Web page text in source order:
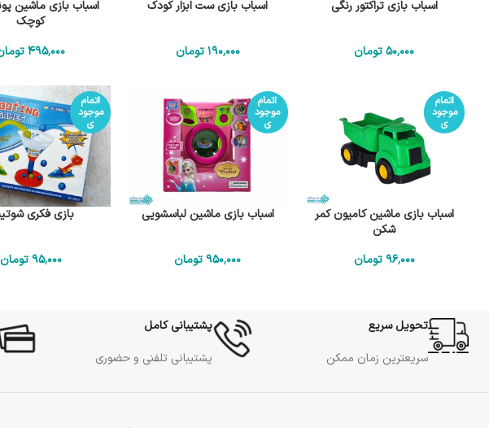
اسباب بازی تراکتور رنگی
50٬000 تومان
اسباب بازی ست ابزار کودک
190٬000 تومان
اسباب بازی ماشین
کوچک
495٬000
اتمام
موجود
ی
اسباب بازی ماشین کامیون کمر
شکن
96٬000تومان
اتمام
موجود
ی
اسباب بازی ماشین لباسشویی
950٬000تومان
اتمام
موجود
ی
بازی فکری
95٬000 تومان
تحویل سریع
سریعترین زمان ممکن
پشتیبانی کامل
پشتیبانی تلفنی و حضوری